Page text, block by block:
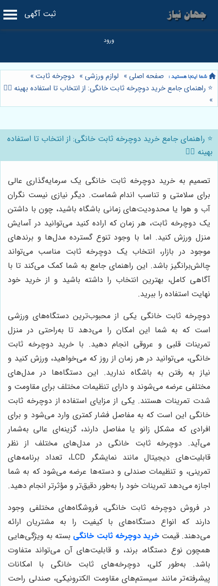
ثبت آگهی
صفحه اصلی » لوازم ورزشی » دوچرخه ثابت»
⭐️ راهنمای جامع خرید دوچرخه ثابت خانگی: از انتخاب تا استفاده بهینه 🚴‍♀️
»
⭐️ راهنمای جامع خرید دوچرخه ثابت خانگی: از انتخاب تا استفاده
بهینه 🚴‍♀️
تصمیم به خرید دوچرخه ثابت خانگی یک سرمایه‌گذاری عالی
برای سلامتی و تناسب اندام شماست. دیگر نیازی نیست نگران
آب و هوا یا محدودیت‌های زمانی باشگاه باشید، چون با داشتن
یک دوچرخه ثابت، هر زمان که اراده کنید می‌توانید در آسایش
منزل ورزش کنید. اما با وجود تنوع گسترده مدل‌ها و برندهای
موجود در بازار، انتخاب یک دوچرخه ثابت مناسب می‌تواند
چالش‌برانگیز باشد. این راهنمای جامع به شما کمک می‌کند تا با
آگاهی کامل، بهترین انتخاب را داشته باشید و از خرید خود
نهایت استفاده را ببرید.
دوچرخه ثابت خانگی یکی از محبوب‌ترین دستگاه‌های ورزشی
است که به شما این امکان را می‌دهد تا به‌راحتی در منزل
تمرینات قلبی و عروقی انجام دهید. با خرید دوچرخه ثابت
خانگی، می‌توانید در هر زمان از روز که می‌خواهید، ورزش کنید و
نیاز به رفتن به باشگاه ندارید. این دستگاه‌ها در مدل‌های
مختلفی عرضه می‌شوند و دارای تنظیمات مختلف برای مقاومت و
شدت تمرینات هستند. یکی از مزایای استفاده از دوچرخه ثابت
خانگی این است که به مفاصل فشار کمتری وارد می‌شود و برای
افرادی که مشکل زانو یا مفاصل دارند، گزینه‌ای عالی به‌شمار
می‌آید. دوچرخه ثابت خانگی در مدل‌های مختلف از نظر
قابلیت‌های دیجیتال مانند نمایشگر LCD، تعداد برنامه‌های
تمرینی، و تنظیمات صندلی و دسته‌ها عرضه می‌شود که به شما
اجازه می‌دهد تمرینات خود را به‌طور دقیق‌تر و مؤثرتر انجام دهید.
در فروش دوچرخه ثابت خانگی، فروشگاه‌های مختلفی وجود
دارند که انواع دستگاه‌های با کیفیت را به مشتریان ارائه
می‌دهند. قیمتخرید دوچرخه ثابت خانگی بسته به ویژگی‌هایی
همچون نوع دستگاه، برند، و قابلیت‌های آن می‌تواند متفاوت
باشد. به‌طور کلی، دوچرخه‌های ثابت خانگی با امکانات
پیشرفته‌تر مانند سیستم‌های مقاومت الکترونیکی، صندلی راحت